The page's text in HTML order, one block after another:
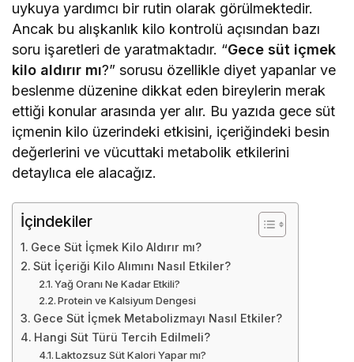
uykuya yardımcı bir rutin olarak görülmektedir.
Ancak bu alışkanlık kilo kontrolü açısından bazı
soru işaretleri de yaratmaktadır. “Gece süt içmek
kilo aldırır mı?” sorusu özellikle diyet yapanlar ve
beslenme düzenine dikkat eden bireylerin merak
ettiği konular arasında yer alır. Bu yazıda gece süt
içmenin kilo üzerindeki etkisini, içeriğindeki besin
değerlerini ve vücuttaki metabolik etkilerini
detaylıca ele alacağız.
İçindekiler
Gece Süt İçmek Kilo Aldırır mı?
Süt İçeriği Kilo Alımını Nasıl Etkiler?
Yağ Oranı Ne Kadar Etkili?
Protein ve Kalsiyum Dengesi
Gece Süt İçmek Metabolizmayı Nasıl Etkiler?
Hangi Süt Türü Tercih Edilmeli?
Laktozsuz Süt Kalori Yapar mı?